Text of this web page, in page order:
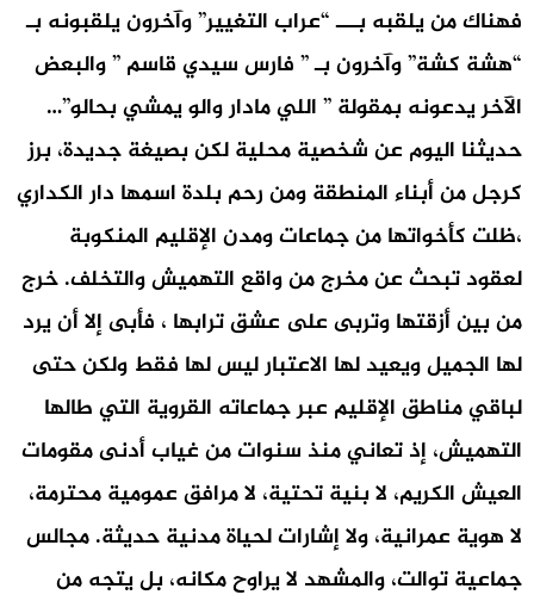
فهناك من يلقبه بـــ “عراب التغيير” وآخرون يلقبونه بـ
“هشة كشة” وآخرون بـ ” فارس سيدي قاسم ” والبعض
الآخر يدعونه بمقولة ” اللي مادار والو يمشي بحالو”…
حديثنا اليوم عن شخصية محلية لكن بصيغة جديدة، برز
كرجل من أبناء المنطقة ومن رحم بلدة اسمها دار الكداري
،ظلت كأخواتها من جماعات ومدن الإقليم المنكوبة
لعقود تبحث عن مخرج من واقع التهميش والتخلف. خرج
من بين أزقتها وتربى على عشق ترابها ، فأبى إلا أن يرد
لها الجميل ويعيد لها الاعتبار ليس لها فقط ولكن حتى
لباقي مناطق الإقليم عبر جماعاته القروية التي طالها
التهميش، إذ تعاني منذ سنوات من غياب أدنى مقومات
العيش الكريم، لا بنية تحتية، لا مرافق عمومية محترمة،
لا هوية عمرانية، ولا إشارات لحياة مدنية حديثة. مجالس
جماعية توالت، والمشهد لا يراوح مكانه، بل يتجه من